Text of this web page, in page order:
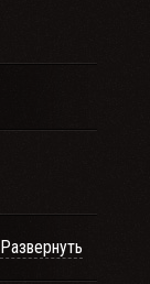
Развернуть